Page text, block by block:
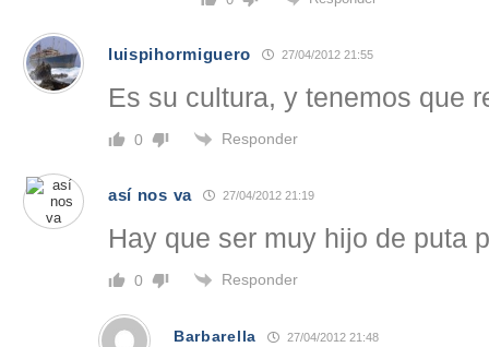
luispihormiguero 27/04/2012 21:55
Es su cultura, y tenemos que
0 Responder
así nos va 27/04/2012 21:19
Hay que ser muy hijo de puta
0 Responder
Barbarella 27/04/2012 21:48